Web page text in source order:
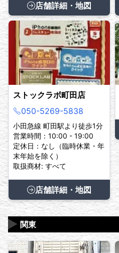
店舗詳細・地図
ストックラボ町田店
050-5269-5838
小田急線 町田駅より徒歩1分
営業時間：10:00 - 19:00
定休日：なし（臨時休業・年
末年始を除く）
取扱商材: すべて
店舗詳細・地図
関東
▶